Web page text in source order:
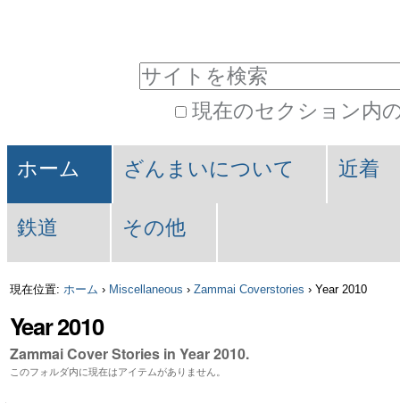
ツ
飛
ぶ
|
ナ
ビ
ゲ
ル
ツ
ー
ル
現在のセクション内
細
索
セ
ク
シ
ョ
ン
ホーム ざんまいについて 近着
鉄道 その他
現在位置: ホーム › Miscellaneous › Zammai Coverstories › Year 2010
Year 2010
Zammai Cover Stories in Year 2010.
このフォルダ内に現在はアイテムがありません。